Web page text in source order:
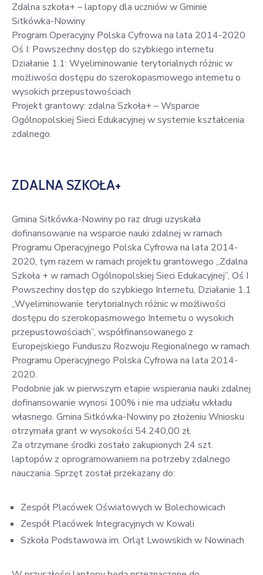
Zdalna szkoła+ – laptopy dla uczniów w Gminie
Sitkówka-Nowiny
Program Operacyjny Polska Cyfrowa na lata 2014-2020
Oś I: Powszechny dostęp do szybkiego internetu
Działanie 1.1: Wyeliminowanie terytorialnych różnic w
możliwości dostępu do szerokopasmowego internetu o
wysokich przepustowościach
Projekt grantowy: zdalna Szkoła+ – Wsparcie
Ogólnopolskiej Sieci Edukacyjnej w systemie kształcenia
zdalnego.
ZDALNA SZKOŁA+
Gmina Sitkówka-Nowiny po raz drugi uzyskała
dofinansowanie na wsparcie nauki zdalnej w ramach
Programu Operacyjnego Polska Cyfrowa na lata 2014-
2020, tym razem w ramach projektu grantowego „Zdalna
Szkoła + w ramach Ogólnopolskiej Sieci Edukacyjnej”, Oś I
Powszechny dostęp do szybkiego Internetu, Działanie 1.1
„Wyeliminowanie terytorialnych różnic w możliwości
dostępu do szerokopasmowego Internetu o wysokich
przepustowościach”, współfinansowanego z
Europejskiego Funduszu Rozwoju Regionalnego w ramach
Programu Operacyjnego Polska Cyfrowa na lata 2014-
2020.
Podobnie jak w pierwszym etapie wspierania nauki zdalnej
dofinansowanie wynosi 100% i nie ma udziału wkładu
własnego. Gmina Sitkówka-Nowiny po złożeniu Wniosku
otrzymała grant w wysokości 54.240,00 zł.
Za otrzymane środki zostało zakupionych 24 szt.
laptopów z oprogramowaniem na potrzeby zdalnego
nauczania. Sprzęt został przekazany do:
Zespół Placówek Oświatowych w Bolechowicach
Zespół Placówek Integracyjnych w Kowali
Szkoła Podstawowa im. Orląt Lwowskich w Nowinach